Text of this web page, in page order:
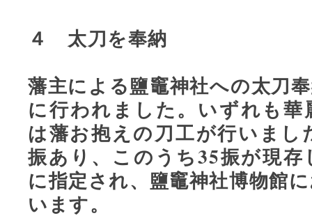
４ 太刀を奉納
藩主による鹽竈神社への太刀
に行われました。いずれも
は藩お抱えの刀工が行いまし
振あり、このうち35振が現
に指定され、鹽竈神社博物館
います。